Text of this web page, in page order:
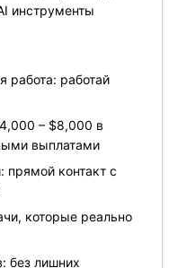
инструменты
работа: работай
– $8,000 в
выплатами
прямой контакт с
которые реально
без лишних